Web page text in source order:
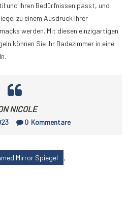
und Ihren Bedürfnissen passt, und
zu einem Ausdruck Ihrer
werden. Mit diesen einzigartigen
können Sie Ihr Badezimmer in eine
NICOLE
0 Kommentare
Mirror Spiegel
,